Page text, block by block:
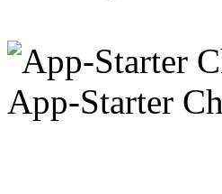
App-Starter